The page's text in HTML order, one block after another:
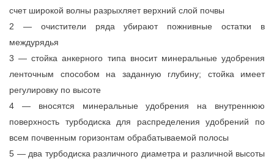
счет широкой волны разрыхляет верхний слой почвы
2 — очистители ряда убирают пожнивные остатки в
междурядья
3 — стойка анкерного типа вносит минеральные удобрения
ленточным способом на заданную глубину; стойка имеет
регулировку по высоте
4 — вносятся минеральные удобрения на внутреннюю
поверхность турбодиска для распределения удобрений по
всем почвенным горизонтам обрабатываемой полосы
5 — два турбодиска различного диаметра и различной высоты